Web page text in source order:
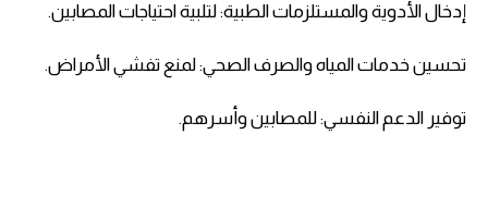
إدخال الأدوية والمستلزمات الطبية: لتلبية احتياجات المصابين.
تحسين خدمات المياه والصرف الصحي: لمنع تفشي الأمراض.
توفير الدعم النفسي: للمصابين وأسرهم.